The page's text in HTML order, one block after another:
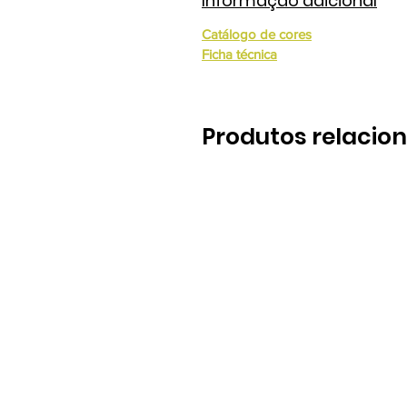
Catálogo de cores
Ficha técnica
Produtos